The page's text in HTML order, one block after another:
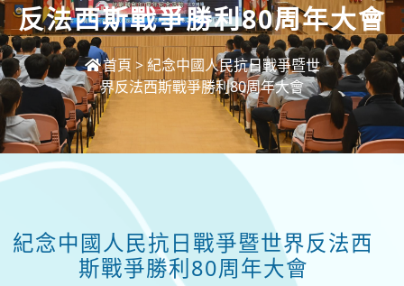
反法西斯戰爭勝利80周年大會
首頁 > 紀念中國人民抗日戰爭暨世
界反法西斯戰爭勝利80周年大會
紀念中國人民抗日戰爭暨世界反法西
斯戰爭勝利80周年大會